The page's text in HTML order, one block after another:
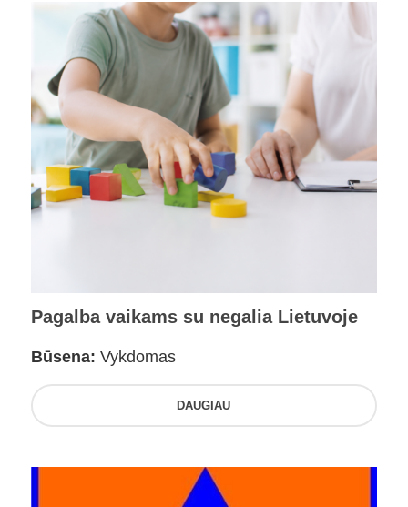
Pagalba vaikams su negalia Lietuvoje
Būsena: Vykdomas
DAUGIAU